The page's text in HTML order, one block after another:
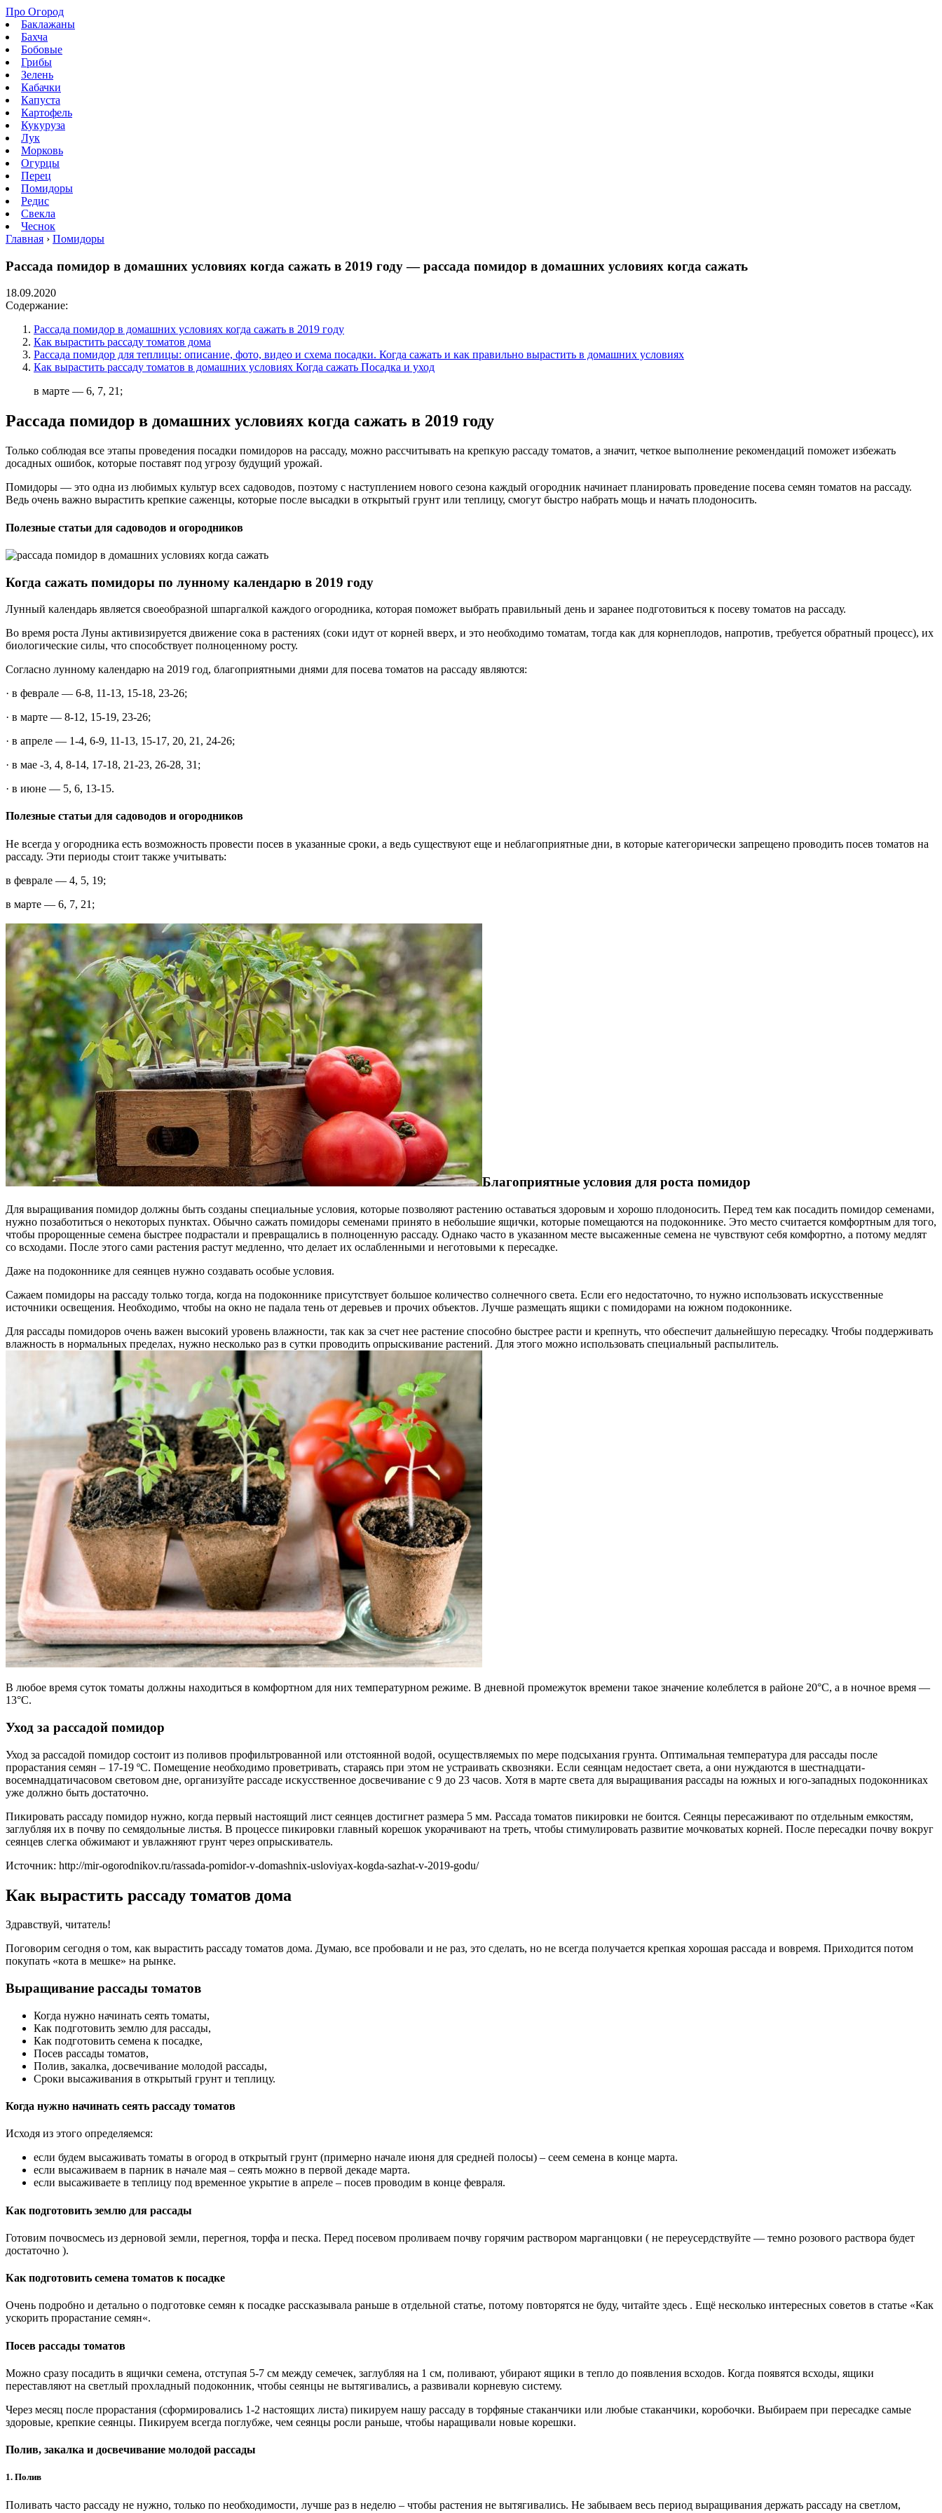
Про Огород
Баклажаны
Бахча
Бобовые
Грибы
Зелень
Кабачки
Капуста
Картофель
Кукуруза
Лук
Морковь
Огурцы
Перец
Помидоры
Редис
Свекла
Чеснок
Главная › Помидоры
Рассада помидор в домашних условиях когда сажать в 2019 году — рассада помидор в домашних условиях когда сажать
18.09.2020
Содержание:
Рассада помидор в домашних условиях когда сажать в 2019 году
Как вырастить рассаду томатов дома
Рассада помидор для теплицы: описание, фото, видео и схема посадки. Когда сажать и как правильно вырастить в домашних условиях
Как вырастить рассаду томатов в домашних условиях Когда сажать Посадка и уход
в марте — 6, 7, 21;
Рассада помидор в домашних условиях когда сажать в 2019 году
Только соблюдая все этапы проведения посадки помидоров на рассаду, можно рассчитывать на крепкую рассаду томатов, а значит, четкое выполнение рекомендаций поможет избежать
досадных ошибок, которые поставят под угрозу будущий урожай.
Помидоры — это одна из любимых культур всех садоводов, поэтому с наступлением нового сезона каждый огородник начинает планировать проведение посева семян томатов на рассаду.
Ведь очень важно вырастить крепкие саженцы, которые после высадки в открытый грунт или теплицу, смогут быстро набрать мощь и начать плодоносить.
Полезные статьи для садоводов и огородников
Когда сажать помидоры по лунному календарю в 2019 году
Лунный календарь является своеобразной шпаргалкой каждого огородника, которая поможет выбрать правильный день и заранее подготовиться к посеву томатов на рассаду.
Во время роста Луны активизируется движение сока в растениях (соки идут от корней вверх, и это необходимо томатам, тогда как для корнеплодов, напротив, требуется обратный процесс), их
биологические силы, что способствует полноценному росту.
Согласно лунному календарю на 2019 год, благоприятными днями для посева томатов на рассаду являются:
· в феврале — 6-8, 11-13, 15-18, 23-26;
· в марте — 8-12, 15-19, 23-26;
· в апреле — 1-4, 6-9, 11-13, 15-17, 20, 21, 24-26;
· в мае -3, 4, 8-14, 17-18, 21-23, 26-28, 31;
· в июне — 5, 6, 13-15.
Полезные статьи для садоводов и огородников
Не всегда у огородника есть возможность провести посев в указанные сроки, а ведь существуют еще и неблагоприятные дни, в которые категорически запрещено проводить посев томатов на
рассаду. Эти периоды стоит также учитывать:
в феврале — 4, 5, 19;
в марте — 6, 7, 21;
Благоприятные условия для роста помидор
Для выращивания помидор должны быть созданы специальные условия, которые позволяют растению оставаться здоровым и хорошо плодоносить. Перед тем как посадить помидор семенами,
нужно позаботиться о некоторых пунктах. Обычно сажать помидоры семенами принято в небольшие ящички, которые помещаются на подоконнике. Это место считается комфортным для того,
чтобы пророщенные семена быстрее подрастали и превращались в полноценную рассаду. Однако часто в указанном месте высаженные семена не чувствуют себя комфортно, а потому медлят
со всходами. После этого сами растения растут медленно, что делает их ослабленными и неготовыми к пересадке.
Даже на подоконнике для сеянцев нужно создавать особые условия.
Сажаем помидоры на рассаду только тогда, когда на подоконнике присутствует большое количество солнечного света. Если его недостаточно, то нужно использовать искусственные
источники освещения. Необходимо, чтобы на окно не падала тень от деревьев и прочих объектов. Лучше размещать ящики с помидорами на южном подоконнике.
Для рассады помидоров очень важен высокий уровень влажности, так как за счет нее растение способно быстрее расти и крепнуть, что обеспечит дальнейшую пересадку. Чтобы поддерживать
влажность в нормальных пределах, нужно несколько раз в сутки проводить опрыскивание растений. Для этого можно использовать специальный распылитель.
В любое время суток томаты должны находиться в комфортном для них температурном режиме. В дневной промежуток времени такое значение колеблется в районе 20°C, а в ночное время —
13°C.
Уход за рассадой помидор
Уход за рассадой помидор состоит из поливов профильтрованной или отстоянной водой, осуществляемых по мере подсыхания грунта. Оптимальная температура для рассады после
прорастания семян – 17-19 ºC. Помещение необходимо проветривать, стараясь при этом не устраивать сквозняки. Если сеянцам недостает света, а они нуждаются в шестнадцати-
восемнадцатичасовом световом дне, организуйте рассаде искусственное досвечивание с 9 до 23 часов. Хотя в марте света для выращивания рассады на южных и юго-западных подоконниках
уже должно быть достаточно.
Пикировать рассаду помидор нужно, когда первый настоящий лист сеянцев достигнет размера 5 мм. Рассада томатов пикировки не боится. Сеянцы пересаживают по отдельным емкостям,
заглубляя их в почву по семядольные листья. В процессе пикировки главный корешок укорачивают на треть, чтобы стимулировать развитие мочковатых корней. После пересадки почву вокруг
сеянцев слегка обжимают и увлажняют грунт через опрыскиватель.
Источник: http://mir-ogorodnikov.ru/rassada-pomidor-v-domashnix-usloviyax-kogda-sazhat-v-2019-godu/
Как вырастить рассаду томатов дома
Здравствуй, читатель!
Поговорим сегодня о том, как вырастить рассаду томатов дома. Думаю, все пробовали и не раз, это сделать, но не всегда получается крепкая хорошая рассада и вовремя. Приходится потом
покупать «кота в мешке» на рынке.
Выращивание рассады томатов
Когда нужно начинать сеять томаты,
Как подготовить землю для рассады,
Как подготовить семена к посадке,
Посев рассады томатов,
Полив, закалка, досвечивание молодой рассады,
Сроки высаживания в открытый грунт и теплицу.
Когда нужно начинать сеять рассаду томатов
Исходя из этого определяемся:
если будем высаживать томаты в огород в открытый грунт (примерно начале июня для средней полосы) – сеем семена в конце марта.
если высаживаем в парник в начале мая – сеять можно в первой декаде марта.
если высаживаете в теплицу под временное укрытие в апреле – посев проводим в конце февраля.
Как подготовить землю для рассады
Готовим почвосмесь из дерновой земли, перегноя, торфа и песка. Перед посевом проливаем почву горячим раствором марганцовки ( не переусердствуйте — темно розового раствора будет
достаточно ).
Как подготовить семена томатов к посадке
Очень подробно и детально о подготовке семян к посадке рассказывала раньше в отдельной статье, потому повторятся не буду, читайте здесь . Ещё несколько интересных советов в статье «Как
ускорить прорастание семян«.
Посев рассады томатов
Можно сразу посадить в ящички семена, отступая 5-7 см между семечек, заглубляя на 1 см, поливают, убирают ящики в тепло до появления всходов. Когда появятся всходы, ящики
переставляют на светлый прохладный подоконник, чтобы сеянцы не вытягивались, а развивали корневую систему.
Через месяц после прорастания (сформировались 1-2 настоящих листа) пикируем нашу рассаду в торфяные стаканчики или любые стаканчики, коробочки. Выбираем при пересадке самые
здоровые, крепкие сеянцы. Пикируем всегда поглубже, чем сеянцы росли раньше, чтобы наращивали новые корешки.
Полив, закалка и досвечивание молодой рассады
1. Полив
Поливать часто рассаду не нужно, только по необходимости, лучше раз в неделю – чтобы растения не вытягивались. Не забываем весь период выращивания держать рассаду на светлом,